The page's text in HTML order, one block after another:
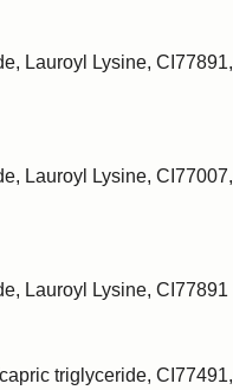
Lauroyl Lysine, CI77891,
Lauroyl Lysine, CI77007,
Lauroyl Lysine, CI77891
triglyceride, CI77491,